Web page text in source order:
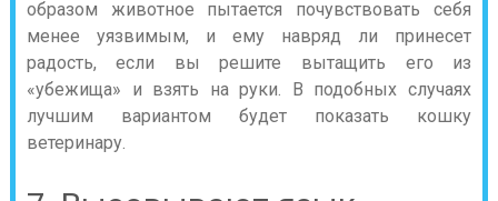
образом животное пытается почувствовать себя
менее уязвимым, и ему навряд ли принесет
радость, если вы решите вытащить его из
«убежища» и взять на руки. В подобных случаях
лучшим вариантом будет показать кошку
ветеринару.